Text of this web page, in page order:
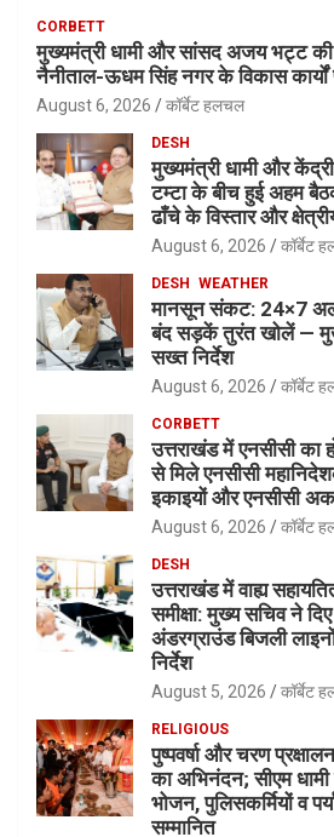
CORBETT
मुख्यमंत्री धामी और सांसद अजय भट्ट की
नैनीताल-ऊधम सिंह नगर के विकास कार्यों
August 6, 2026 कॉर्बेट हलचल
DESH
मुख्यमंत्री धामी और
टम्टा के बीच हुई अहम
ढाँचे के विस्तार और
August 6, 2026 कॉर्बेट
DESH WEATHER
मानसून संकट: 24×7
बंद सड़कें तुरंत खोलें —
सख्त निर्देश
August 6, 2026 कॉर्बेट
CORBETT
उत्तराखंड में एनसीसी का
से मिले एनसीसी
इकाइयों और एनसीसी
August 6, 2026 कॉर्बेट
DESH
उत्तराखंड में वाह्य
समीक्षा: मुख्य सचिव ने
अंडरग्राउंड बिजली
निर्देश
August 5, 2026 कॉर्बेट
RELIGIOUS
पुष्पवर्षा और चरण
का अभिनंदन; सीएम धामी
भोजन, पुलिसकर्मियों व
सम्मानित